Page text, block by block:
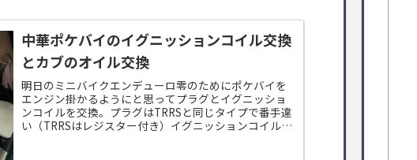
中華ポケバイのイグニッションコイル交換
とカブのオイル交換
明日のミニバイクエンデューロ零のためにポケバイを
エンジン掛かるようにと思ってプラグとイグニッショ
ンコイルを交換。プラグはTRRSと同じタイプで番手違
い（TRRSはレジスター付き）イグニッションコイルは